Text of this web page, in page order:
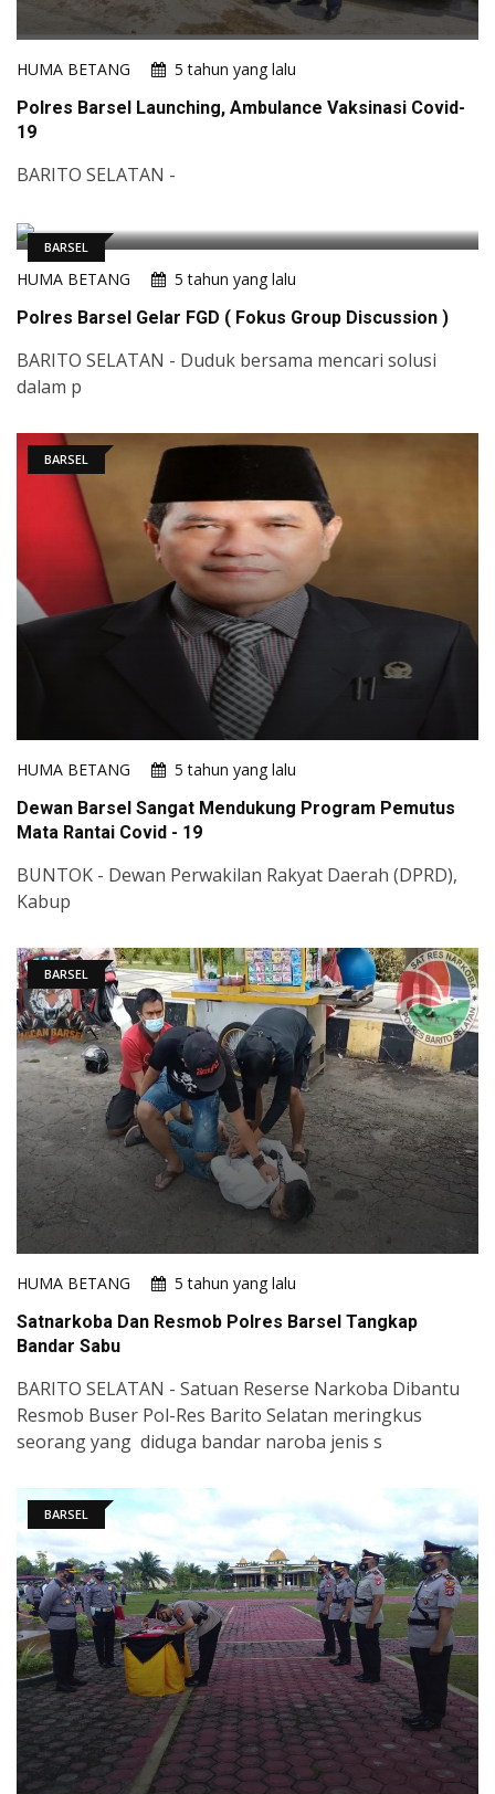
HUMA BETANG
5 tahun yang lalu
Polres Barsel Launching, Ambulance Vaksinasi Covid-
19
BARITO SELATAN -
BARSEL
HUMA BETANG
5 tahun yang lalu
Polres Barsel Gelar FGD ( Fokus Group Discussion )
BARITO SELATAN - Duduk bersama mencari solusi
dalam p
BARSEL
HUMA BETANG
5 tahun yang lalu
Dewan Barsel Sangat Mendukung Program Pemutus
Mata Rantai Covid - 19
BUNTOK - Dewan Perwakilan Rakyat Daerah (DPRD),
Kabup
BARSEL
HUMA BETANG
5 tahun yang lalu
Satnarkoba Dan Resmob Polres Barsel Tangkap
Bandar Sabu
BARITO SELATAN - Satuan Reserse Narkoba Dibantu
Resmob Buser Pol-Res Barito Selatan meringkus
seorang yang diduga bandar naroba jenis s
BARSEL